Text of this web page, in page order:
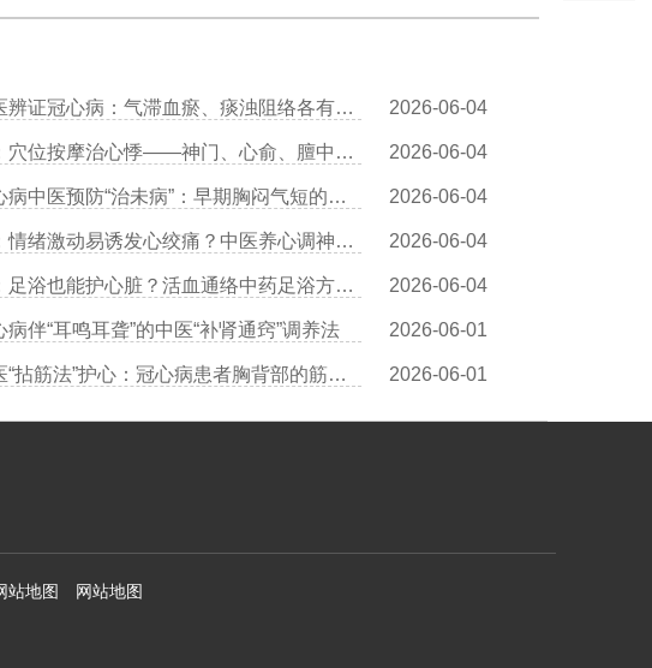
王清海医生讲中医辨证冠心病：气滞血瘀、痰浊阻络各有调理方 2026-06-04
王清海医生详解：穴位按摩治心悸——神门、心俞、膻中的操作详解 2026-06-04
叶穗林医生：冠心病中医预防“治未病”：早期胸闷气短的调养对策 2026-06-04
王清海医生解读：情绪激动易诱发心绞痛？中医养心调神有三个方法 2026-06-04
王清海医生分享：足浴也能护心脏？活血通络中药足浴方推荐 2026-06-04
伴“耳鸣耳聋”的中医“补肾通窍”调养法 2026-06-01
王清海医生：中医“拈筋法”护心：冠心病患者胸背部的筋结松解术 2026-06-01
站地图 网站地图